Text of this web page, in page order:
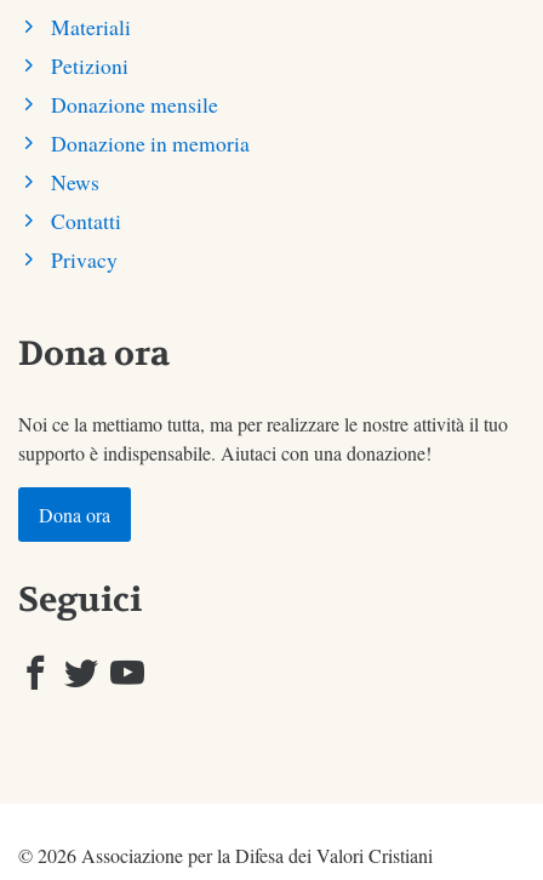
Materiali
Petizioni
Donazione mensile
Donazione in memoria
News
Contatti
Privacy
Dona ora
Noi ce la mettiamo tutta, ma per realizzare le nostre attività il tuo
supporto è indispensabile. Aiutaci con una donazione!
Dona ora
Seguici
© 2026 Associazione per la Difesa dei Valori Cristiani